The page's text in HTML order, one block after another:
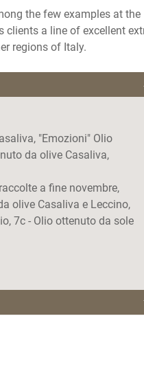
the few examples at the
clients a line of excellent
regions of Italy.
"Emozioni" Olio
da olive Casaliva,
a fine novembre,
olive Casaliva e Leccino,
7c - Olio ottenuto da sole